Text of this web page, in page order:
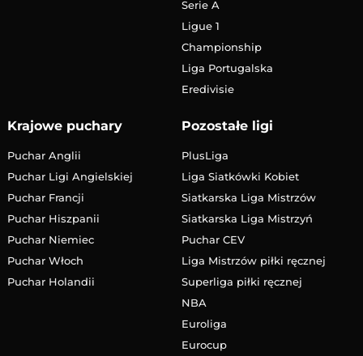
Serie A
Ligue 1
Championship
Liga Portugalska
Eredivisie
Krajowe puchary
Puchar Anglii
Puchar Ligi Angielskiej
Puchar Francji
Puchar Hiszpanii
Puchar Niemiec
Puchar Włoch
Puchar Holandii
Pozostałe ligi
PlusLiga
Liga Siatkówki Kobiet
Siatkarska Liga Mistrzów
Siatkarska Liga Mistrzyń
Puchar CEV
Liga Mistrzów piłki ręcznej
Superliga piłki ręcznej
NBA
Euroliga
Eurocup